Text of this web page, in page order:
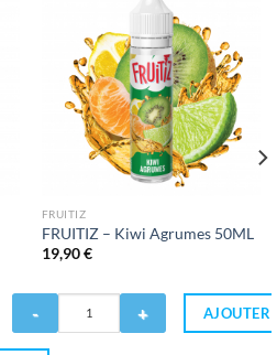
FRUITIZ
FRUITIZ – Kiwi Agrumes 50ML
19,90€
AJOUTER